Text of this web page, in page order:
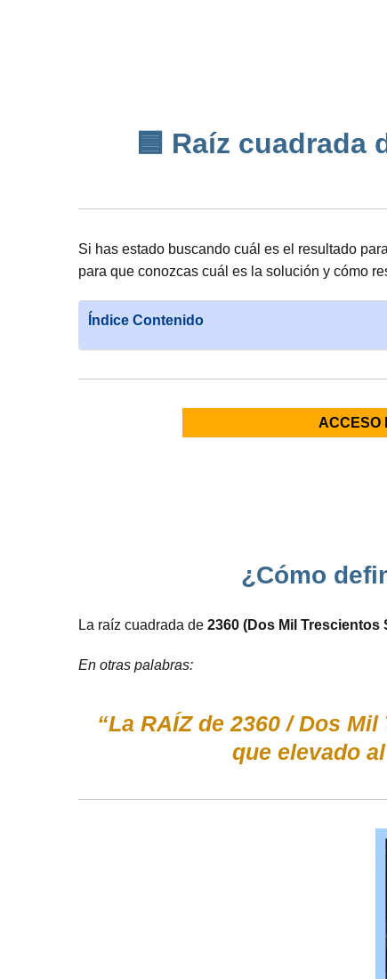
🟦 Raíz cuadrada
Si has estado buscando cuál es el resultado para
para que conozcas cuál es la solución y cómo
Índice Contenido
ACCESO
¿Cómo
La raíz cuadrada de 2360 (Dos Mil Trescientos
En otras palabras:
“La RAÍZ de 2360 / Dos
que elevado